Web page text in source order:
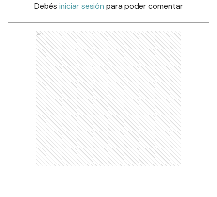
Debés iniciar sesión para poder comentar
Ads